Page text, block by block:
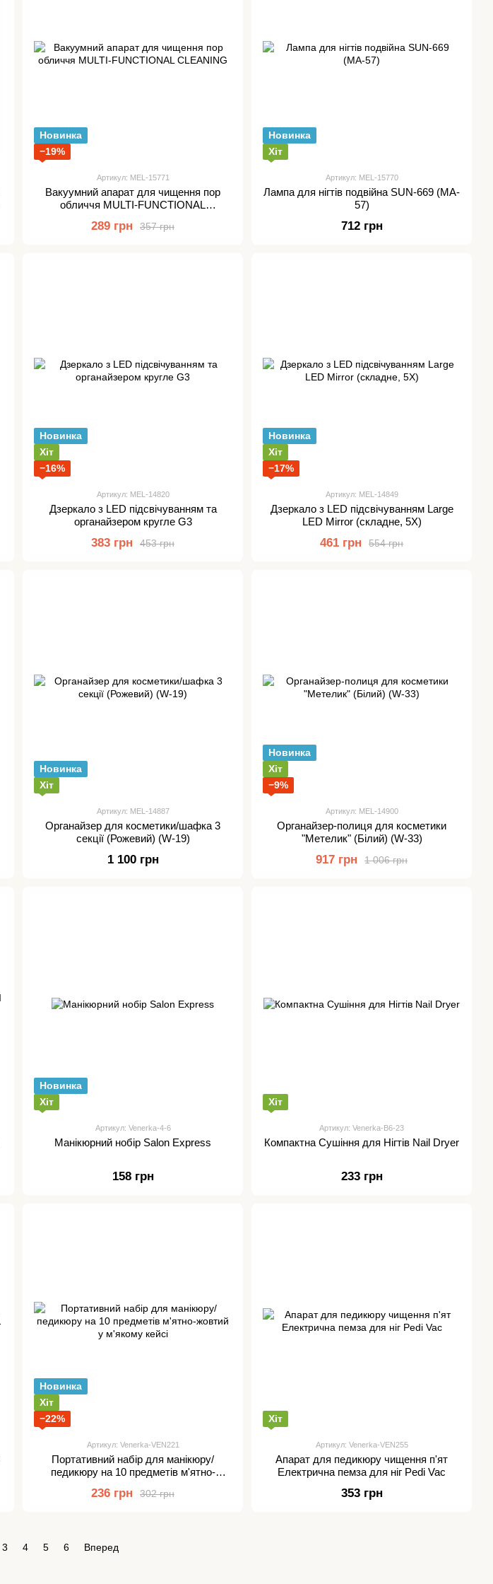
Новинка
−19%
Артикул: MEL-15771
Вакуумний апарат для чищення пор
обличчя MULTI-FUNCTIONAL
357 грн
289 грн
Новинка
Хіт
Артикул: MEL-15770
Лампа для нігтів подвійна SUN-669 (MA-
57)
712 грн
Новинка
Хіт
−16%
Артикул: MEL-14820
Дзеркало з LED підсвічуванням та
органайзером кругле G3
453 грн
383 грн
Новинка
Хіт
−17%
Артикул: MEL-14849
Дзеркало з LED підсвічуванням Large
LED Mirror (складне, 5X)
554 грн
461 грн
Новинка
Хіт
Артикул: MEL-14887
Органайзер для косметики/шафка 3
секції (Рожевий) (W-19)
1 100 грн
Новинка
Хіт
−9%
Артикул: MEL-14900
Органайзер-полиця для косметики
"Метелик" (Білий) (W-33)
1 006 грн
917 грн
Новинка
Хіт
Артикул: Venerka-4-6
Манікюрний нобір Salon Express
158 грн
Хіт
Артикул: Venerka-B6-23
Компактна Сушіння для Нігтів Nail Dryer
233 грн
Новинка
Хіт
−22%
Артикул: Venerka-VEN221
Портативний набір для манікюру/
педикюру на 10 предметів м'ятно-
302 грн
236 грн
Хіт
Артикул: Venerka-VEN255
Апарат для педикюру чищення п'ят
Електрична пемза для ніг Pedi Vac
353 грн
3 4 5 6 Вперед